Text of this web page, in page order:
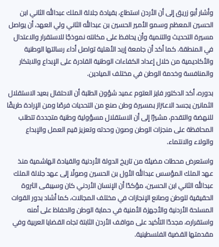
وأشار أبو زريق إلى أن الأردن استطاع، بقيادة جلالة الملك عبدالله الثاني ابن
الحسين المعظم وسمو الأمير الحسين بن عبدالله الثاني ولي العهد، أن يواصل
مسيرة التحديث والتنمية وأن يحافظ على مكانته نموذجًا للاستقرار والاعتدال
في المنطقة. كما أكد أن جامعة إربد الأهلية تواصل أداء رسالتها الوطنية
والأكاديمية من خلال إعداد الكفاءات الوطنية القادرة على الإبداع والابتكار
والمنافسة وخدمة الوطن في مختلف الميادين.
بدوره، أكد الدكتور فايز العتوم عميد شؤون الطلبة أن الاحتفال بعيد الاستقلال
الثمانين يجسد الاعتزاز بمسيرة وطن صنع من التحديات فرصًا ومن الإرادة طريقًا
للنهضة والتقدم، مشيرًا إلى أن الاستقلال مسؤولية وطنية متجددة تتطلب
المحافظة على منجزات الوطن وصون وحدته وتعزيز قيم العمل والإبداع
والولاء والانتماء.
واستعرض محطات مضيئة من تاريخ الدولة الأردنية والقيادة الهاشمية منذ
عهد الملك المؤسس عبدالله الأول بن الحسين وصولًا إلى عهد جلالة الملك
عبدالله الثاني ابن الحسين، مؤكدًا أن الإنسان الأردني كان وسيبقى الثروة
الحقيقية للوطن وصانع الإنجازات في مختلف المجالات، كما أشاد بدور القوات
المسلحة الأردنية والأجهزة الأمنية في حماية الوطن والحفاظ على أمنه
واستقراره، مجددًا التأكيد على مواقف الأردن الثابتة تجاه القضايا العربية وفي
مقدمتها القضية الفلسطينية.